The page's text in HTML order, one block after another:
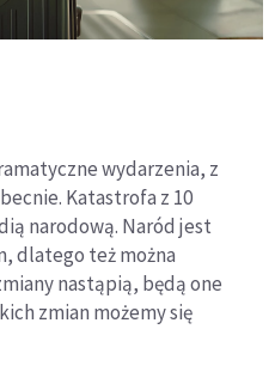
wydarzenia, z
Katastrofa z 10
narodową. Naród jest
dlatego też można
nastąpią, będą one
zmian możemy się